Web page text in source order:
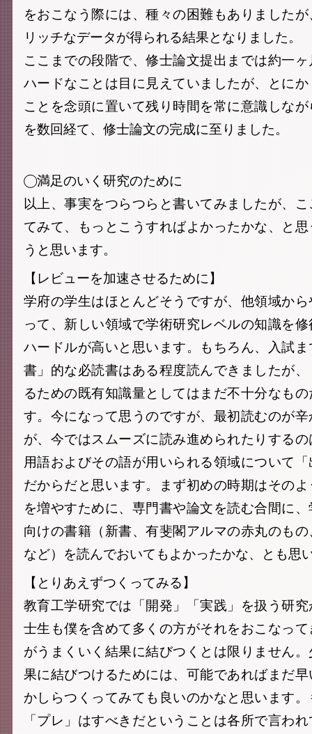
をおこなう際には、種々の困難もありました
リッチなデータが得られる結果となりました。
ここまでの段階で、修士論文提出までは約一
ハードなことは目に見えていましたが、とに
ことを念頭に置いて残り時間を常に意識しな
を数回経て、修士論文の完成に至りました。
◯満足のいく研究のために
以上、事実をつらつらと書いてみましたが、
てみて、もっとこうすればよかったかな、と
うと思います。
【レビューを加速させるために】
学府の学生はほとんどそうですが、他領域か
って、新しい領域で学術研究レベルの知識を
ハードルが高いと思います。もちろん、入試
書」的な必読書はある程度読んできましたが
るための既有知識量としてはまだ不十分なも
す。今になって思うのですが、最初読むのが
が、今ではスムーズに読み進められたりする
用語およびその語が用いられる領域について
だからだと思います。まず初めの時期はその
を増やすために、専門書や論文を読む合間に
向けの書籍（新書、有斐閣アルマの赤丸のも
など）を読んでおいてもよかったかな、とも思
【とりあえずつくってみる】
教育工学研究では「開発」「実践」を扱う研
士生も僕を含めて多くの方がそれをおこなっ
がうまくいく結果に結びつくとは限りません
果に結びつけるためには、可能であればまだ
かしらつくってみても良いのかなと思います
「プレ」はすべきだということは各所で言わ